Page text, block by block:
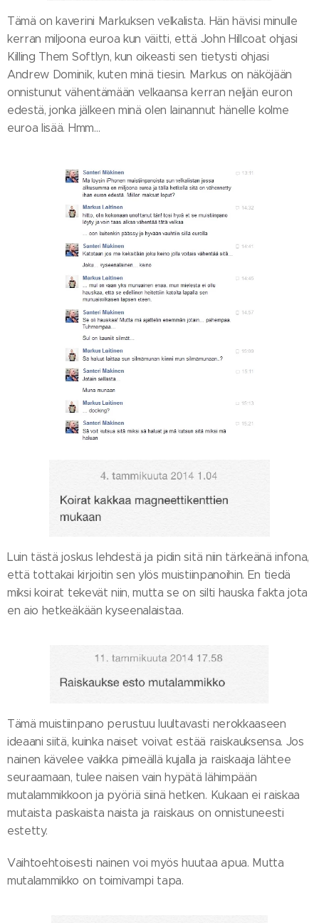
Tämä on kaverini Markuksen velkalista. Hän hävisi minulle
kerran miljoona euroa kun väitti, että John Hillcoat ohjasi
Killing Them Softlyn, kun oikeasti sen tietysti ohjasi
Andrew Dominik, kuten minä tiesin. Markus on näköjään
onnistunut vähentämään velkaansa kerran neljän euron
edestä, jonka jälkeen minä olen lainannut hänelle kolme
euroa lisää. Hmm…
Luin tästä joskus lehdestä ja pidin sitä niin tärkeänä infona,
että tottakai kirjoitin sen ylös muistiinpanoihin. En tiedä
miksi koirat tekevät niin, mutta se on silti hauska fakta jota
en aio hetkeäkään kyseenalaistaa.
Tämä muistiinpano perustuu luultavasti nerokkaaseen
ideaani siitä, kuinka naiset voivat estää raiskauksensa. Jos
nainen kävelee vaikka pimeällä kujalla ja raiskaaja lähtee
seuraamaan, tulee naisen vain hypätä lähimpään
mutalammikkoon ja pyöriä siinä hetken. Kukaan ei raiskaa
mutaista paskaista naista ja raiskaus on onnistuneesti
estetty.
Vaihtoehtoisesti nainen voi myös huutaa apua. Mutta
mutalammikko on toimivampi tapa.